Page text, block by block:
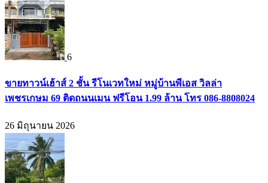
6
ขายทาวน์เฮ้าส์ 2 ชั้น รีโนเวทใหม่ หมู่บ้านพีเอส วิลล่า
เพชรเกษม 69 ติดถนนเมน ฟรีโอน 1.99 ล้าน โทร 086-8808024
26 มิถุนายน 2026